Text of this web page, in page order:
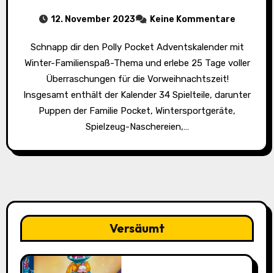
12. November 2023 Keine Kommentare
Schnapp dir den Polly Pocket Adventskalender mit
Winter-Familienspaß-Thema und erlebe 25 Tage voller
Überraschungen für die Vorweihnachtszeit!
Insgesamt enthält der Kalender 34 Spielteile, darunter
Puppen der Familie Pocket, Wintersportgeräte,
Spielzeug-Naschereien,…
Versäumt